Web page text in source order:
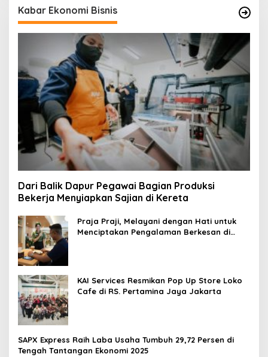
Kabar Ekonomi Bisnis
Dari Balik Dapur Pegawai Bagian Produksi
Bekerja Menyiapkan Sajian di Kereta
Praja Praji, Melayani dengan Hati untuk
Menciptakan Pengalaman Berkesan di
KAI Services Resmikan Pop Up Store Loko
Cafe di RS. Pertamina Jaya Jakarta
SAPX Express Raih Laba Usaha Tumbuh 29,72 Persen di
Tengah Tantangan Ekonomi 2025